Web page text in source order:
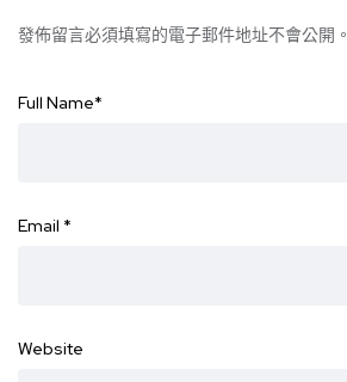
發佈留言必須填寫的電子郵件地址不會公開。
Full Name*
Email *
Website